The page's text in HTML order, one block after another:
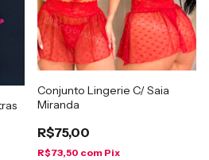
Conjunto Lingerie C/ Saia
Miranda
R$75,00
R$73,50 com Pix